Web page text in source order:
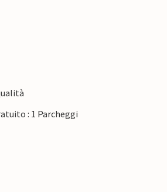
dello Schleim è a pochi
la famosa città di Eckernförde a
Baltico.
: 1 Parcheggi